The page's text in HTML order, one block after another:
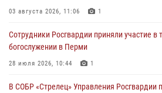
Росгвардейцы оказали силовую поддержку
28 июля 2026, 06:15
03 августа 2026, 11:06 1
Сотрудники Росгвардии приняли участие в
богослужении в Перми
28 июля 2026, 10:44 1
В СОБР «Стрелец» Управления